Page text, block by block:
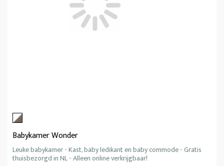
Babykamer Wonder
Leuke babykamer - Kast, baby ledikant en baby commode - Gratis
thuisbezorgd in NL - Alleen online verkrijgbaar!